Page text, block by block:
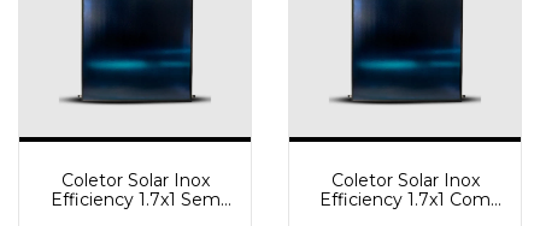
Coletor Solar Inox
Efficiency 1.7x1 Sem
Coletor Solar Inox
Efficiency 1.7x1 Com